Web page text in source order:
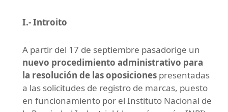
I.- Introito
A partir del 17 de septiembre pasadorige un
nuevo procedimiento administrativo para
la resolución de las oposiciones presentadas
a las solicitudes de registro de marcas, puesto
en funcionamiento por el Instituto Nacional de